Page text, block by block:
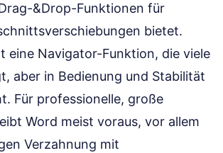
&Drop-Funktionen für
bietet.
eine Navigator-Funktion, die viele
aber in Bedienung und Stabilität
Für professionelle, große
Word meist voraus, vor allem
Verzahnung mit